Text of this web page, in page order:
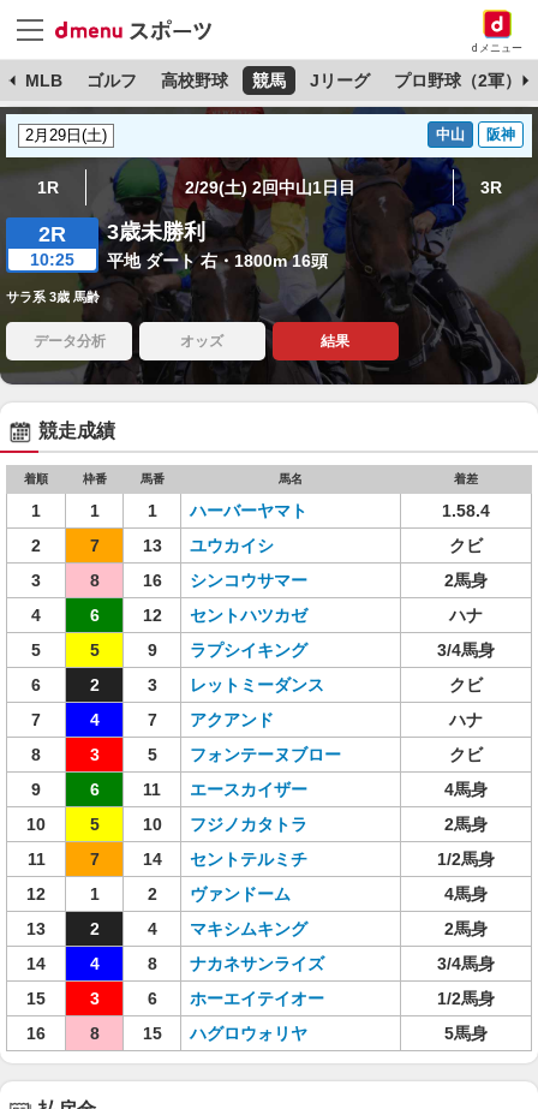
dメニュー
MLB ゴルフ 高校野球 競馬 Jリーグ プロ野球（2軍）
中山 阪神
1R 2/29(土) 2回中山1日目 3R
2R
10:25
3歳未勝利
平地 ダート 右・1800m 16頭
サラ系 3歳 馬齢
データ分析 オッズ 結果
競走成績
着順 枠番 馬番 馬名 着差
1 1 1 ハーバーヤマト
1.58.4
2
7 13 ユウカイシ
クビ
3
8 16 シンコウサマー
2馬身
4
6 12 セントハツカゼ
ハナ
5
5 9 ラプシイキング
3/4馬身
6
2 3 レットミーダンス
クビ
7
4 7 アクアンド
ハナ
8
3 5 フォンテーヌブロー
クビ
9
6 11 エースカイザー
4馬身
10
5 10 フジノカタトラ
2馬身
11
7 14 セントテルミチ
1/2馬身
12
1 2 ヴァンドーム
4馬身
13
2 4 マキシムキング
2馬身
14
4 8 ナカネサンライズ
3/4馬身
15
3 6 ホーエイテイオー
1/2馬身
16
8 15 ハグロウォリヤ 5馬身